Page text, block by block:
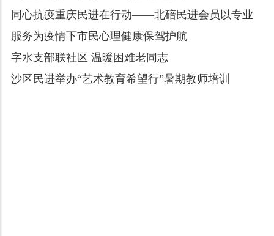
同心抗疫重庆民进在行动——北碚民进会员以专业
服务为疫情下市民心理健康保驾护航
字水支部联社区 温暖困难老同志
沙区民进举办“艺术教育希望行”暑期教师培训